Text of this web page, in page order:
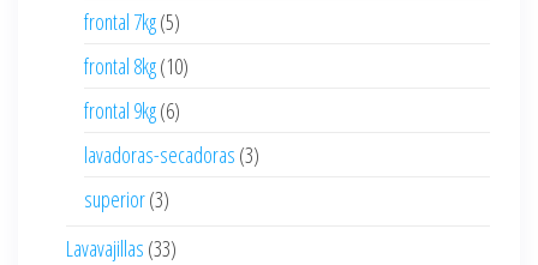
frontal 7kg(5)
frontal 8kg(10)
frontal 9kg(6)
lavadoras-secadoras (3)
superior(3)
Lavavajillas (33)